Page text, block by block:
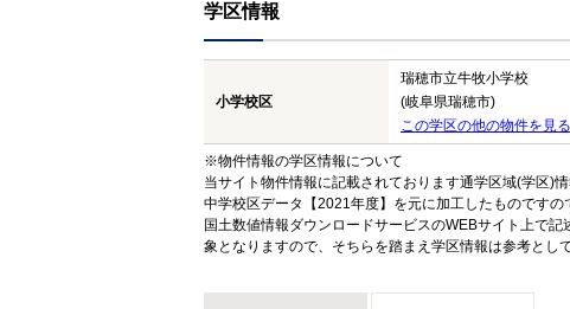
学区情報
小学校区
瑞穂市立牛牧小学校
(岐阜県瑞穂市)
この学区の他の物件を見る
※物件情報の学区情報について
当サイト物件情報に記載されております通学区域(学区)
中学校区データ【2021年度】を元に加工したものです
国土数値情報ダウンロードサービスのWEBサイト上で
象となりますので、そちらを踏まえ学区情報は参考とし